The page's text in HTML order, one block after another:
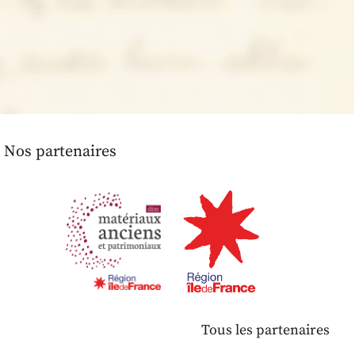
Nos partenaires
Tous les partenaires